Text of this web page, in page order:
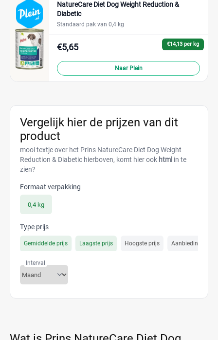
NatureCare Diet Dog Weight Reduction &
Diabetic
Standaard pak van 0,4 kg
€14,13 per kg
€5,65
Naar Plein
Vergelijk hier de prijzen van dit
product
mooi textje over het Prins NatureCare Diet Dog Weight
Reduction & Diabetic hierboven, komt hier ook html in te
zien?
Formaat verpakking
0,4 kg
Type prijs
Gemiddelde prijs Laagste prijs Hoogste prijs Aanbiedings prijs
Interval